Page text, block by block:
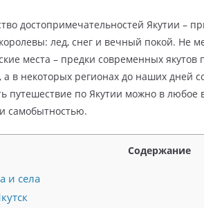
достопримечательностей Якутии –
лед, снег и вечный покой. Не
места – предки современных
а в некоторых регионах до наших дней
путешествие по Якутии можно в любое
самобытностью.
Содержание
и села